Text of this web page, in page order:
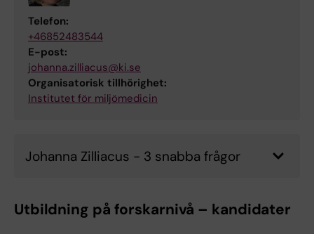
Telefon:
+46852483544
E-post:
johanna.zilliacus@ki.se
Organisatorisk tillhörighet:
Institutet för miljömedicin
Johanna Zilliacus - 3 snabba frågor
Utbildning på forskarnivå – kandidater